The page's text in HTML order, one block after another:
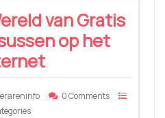
van Gratis
op het
0 Comments